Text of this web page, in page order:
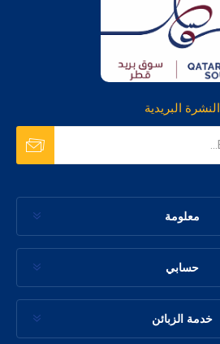
النشرة البريدية
معلومة
حسابي
خدمة الزبائن